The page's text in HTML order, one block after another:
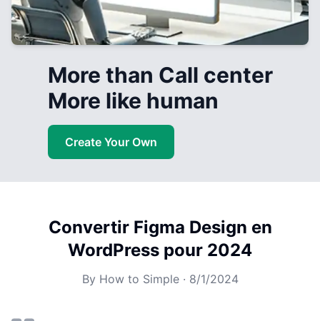
More than Call center
More like human
Create Your Own
Convertir Figma Design en
WordPress pour 2024
By How to Simple· 8/1/2024